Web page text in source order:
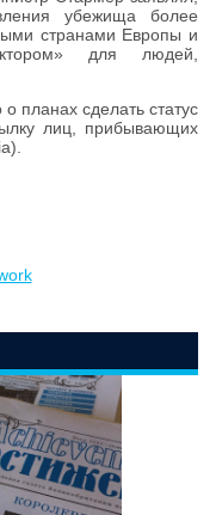
убежища более
странами Европы и
для людей,
планах сделать статус
лиц, прибывающих